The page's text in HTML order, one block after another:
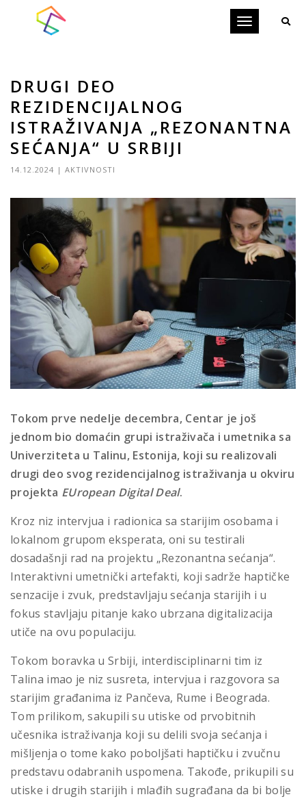
Toggle
DRUGI DEO
REZIDENCIJALNOG
ISTRAŽIVANJA „REZONANTNA
SEĆANJA“ U SRBIJI
14.12.2024 | AKTIVNOSTI
Tokom prve nedelje decembra, Centar je još
jednom bio domaćin grupi istraživača i umetnika sa
Univerziteta u Talinu, Estonija, koji su realizovali
drugi deo svog rezidencijalnog istraživanja u okviru
projekta EUropean Digital Deal.
Kroz niz intervjua i radionica sa starijim osobama i
lokalnom grupom eksperata, oni su testirali
dosadašnji rad na projektu „Rezonantna sećanja“.
Interaktivni umetnički artefakti, koji sadrže haptičke
senzacije i zvuk, predstavljaju sećanja starijih i u
fokus stavljaju pitanje kako ubrzana digitalizacija
utiče na ovu populaciju.
Tokom boravka u Srbiji, interdisciplinarni tim iz
Talina imao je niz susreta, intervjua i razgovora sa
starijim građanima iz Pančeva, Rume i Beograda.
Tom prilikom, sakupili su utiske od prvobitnih
učesnika istraživanja koji su delili svoja sećanja i
mišljenja o tome kako poboljšati haptičku i zvučnu
predstavu odabranih uspomena. Takođe, prikupili su
utiske i drugih starijih i mlađih sugrađana da bi bolje